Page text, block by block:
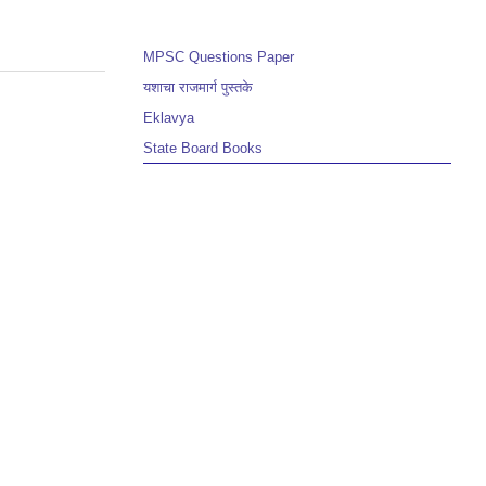
MPSC Questions Paper
यशाचा राजमार्ग पुस्तके
Eklavya
State Board Books